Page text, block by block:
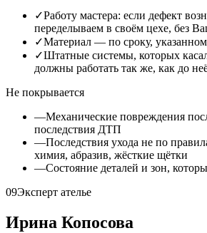
✓Работу мастера: если дефект
переделываем в своём цехе, без
✓Материал — по сроку,
✓Штатные системы, которых
должны работать так же, как до
Не покрывается
—Механические повреждения
последствия ДТП
—Последствия ухода не по
химия, абразив, жёсткие щётки
—Состояние деталей и зон,
09Эксперт ателье
Ирина Копосова